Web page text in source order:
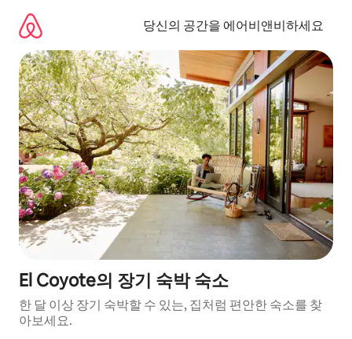
당신의 공간을 에어비앤비하세요
El Coyote의 장기 숙박 숙소
한 달 이상 장기 숙박할 수 있는, 집처럼 편안한 숙소를 찾
아보세요.